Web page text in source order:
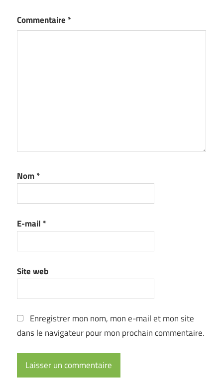
Commentaire *
Nom*
E-mail *
Site web
Enregistrer mon nom, mon e-mail et mon site
dans le navigateur pour mon prochain commentaire.